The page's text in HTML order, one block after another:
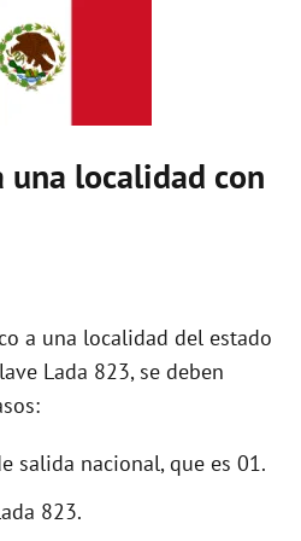
V
i
d
una localidad con
a una localidad del estado
Lada 823, se deben
salida nacional, que es 01.
823.